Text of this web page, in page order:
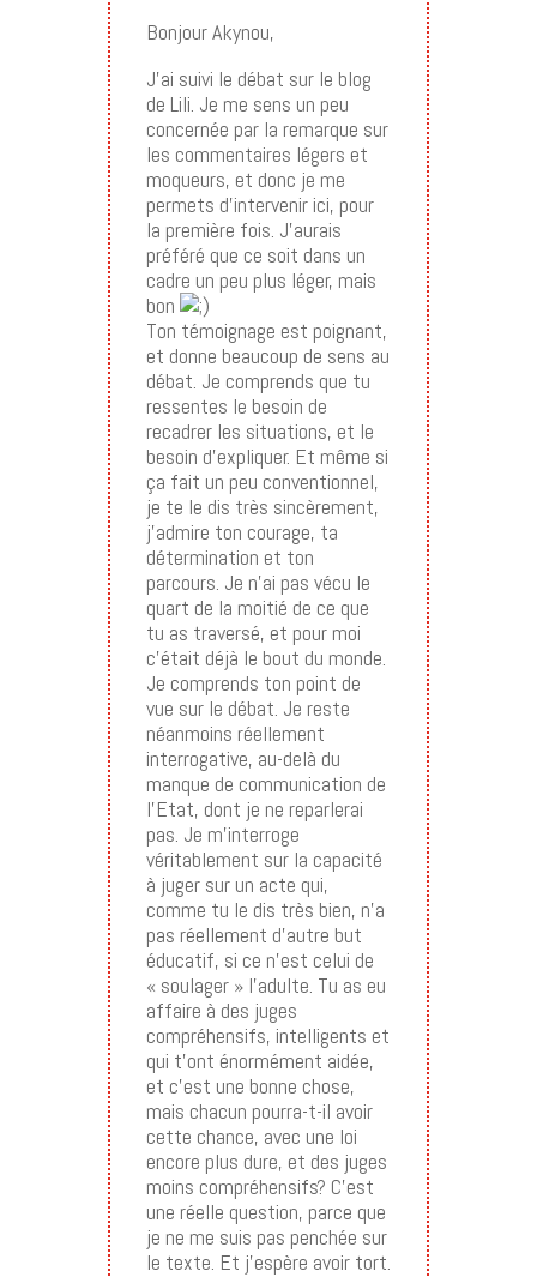
Bonjour Akynou,
J’ai suivi le débat sur le blog
de Lili. Je me sens un peu
concernée par la remarque sur
les commentaires légers et
moqueurs, et donc je me
permets d’intervenir ici, pour
la première fois. J’aurais
préféré que ce soit dans un
cadre un peu plus léger, mais
bon
Ton témoignage est poignant,
et donne beaucoup de sens au
débat. Je comprends que tu
ressentes le besoin de
recadrer les situations, et le
besoin d’expliquer. Et même si
ça fait un peu conventionnel,
je te le dis très sincèrement,
j’admire ton courage, ta
détermination et ton
parcours. Je n’ai pas vécu le
quart de la moitié de ce que
tu as traversé, et pour moi
c’était déjà le bout du monde.
Je comprends ton point de
vue sur le débat. Je reste
néanmoins réellement
interrogative, au-delà du
manque de communication de
l’Etat, dont je ne reparlerai
pas. Je m’interroge
véritablement sur la capacité
à juger sur un acte qui,
comme tu le dis très bien, n’a
pas réellement d’autre but
éducatif, si ce n’est celui de
« soulager » l’adulte. Tu as eu
affaire à des juges
compréhensifs, intelligents et
qui t’ont énormément aidée,
et c’est une bonne chose,
mais chacun pourra-t-il avoir
cette chance, avec une loi
encore plus dure, et des juges
moins compréhensifs? C’est
une réelle question, parce que
je ne me suis pas penchée sur
le texte. Et j’espère avoir tort.